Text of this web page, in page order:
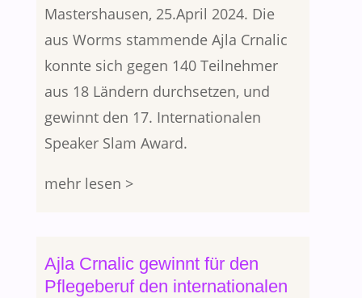
Mastershausen, 25.April 2024. Die
aus Worms stammende Ajla Crnalic
konnte sich gegen 140 Teilnehmer
aus 18 Ländern durchsetzen, und
gewinnt den 17. Internationalen
Speaker Slam Award.
mehr lesen >
Ajla Crnalic gewinnt für den
Pflegeberuf den internationalen